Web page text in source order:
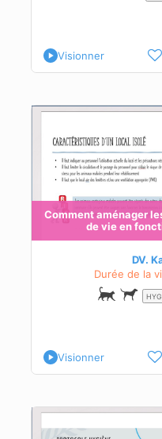
Visionner
Comment aménager
de vie en
DV.
Durée de la
Visionner